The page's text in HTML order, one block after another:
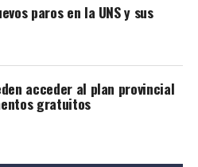
paros en la UNS y sus
acceder al plan provincial
gratuitos